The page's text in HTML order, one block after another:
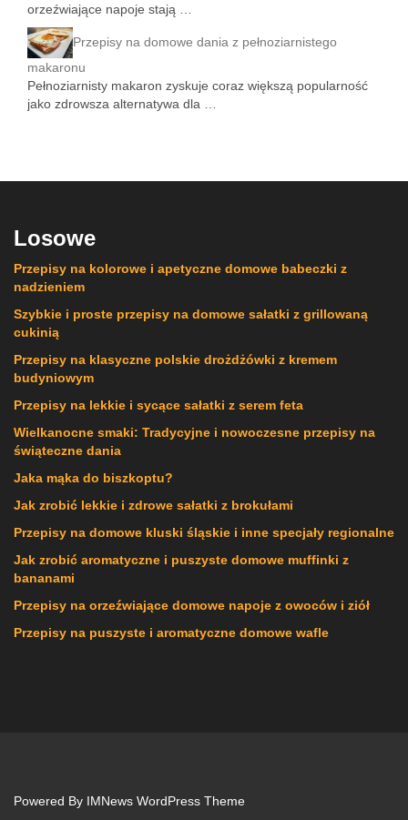
orzeźwiające napoje stają …
Przepisy na domowe dania z pełnoziarnistego
makaronu
Pełnoziarnisty makaron zyskuje coraz większą popularność
jako zdrowsza alternatywa dla …
Losowe
Przepisy na kolorowe i apetyczne domowe babeczki z
nadzieniem
Szybkie i proste przepisy na domowe sałatki z grillowaną
cukinią
Przepisy na klasyczne polskie drożdżówki z kremem
budyniowym
Przepisy na lekkie i sycące sałatki z serem feta
Wielkanocne smaki: Tradycyjne i nowoczesne przepisy na
świąteczne dania
Jaka mąka do biszkoptu?
Jak zrobić lekkie i zdrowe sałatki z brokułami
Przepisy na domowe kluski śląskie i inne specjały regionalne
Jak zrobić aromatyczne i puszyste domowe muffinki z
bananami
Przepisy na orzeźwiające domowe napoje z owoców i ziół
Przepisy na puszyste i aromatyczne domowe wafle
Powered By IMNews WordPress Theme